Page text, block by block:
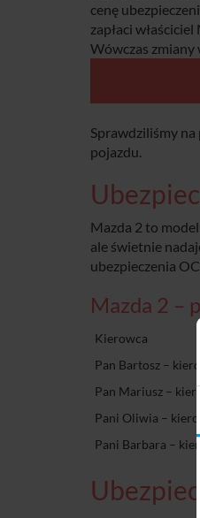
cenę
zapłaci
Wówczas zmiany
Sprawdziliśmy na
pojazdu.
Mazda 2 to
ale świetnie
ubezpieczenia
Mazda 2 –
Kierowca
Pan Bartosz –
Pan Mariusz –
Pani Oliwia –
Pani Barbara –